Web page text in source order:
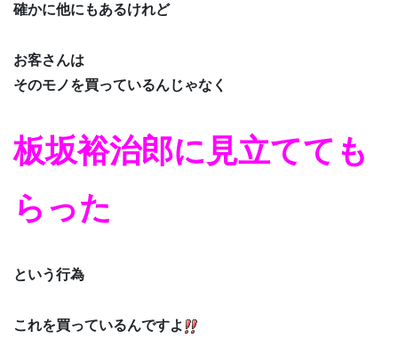
確かに他にもあるけれど
お客さんは
そのモノを買っているんじゃなく
板坂裕治郎に見立てても
らった
という行為
これを買っているんですよ